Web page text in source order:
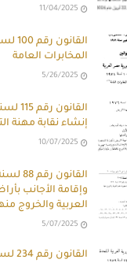
11/04/2025
المخابرات العامة
5/26/2025
إنشاء نقابة مهنة
10/07/2025
وإقامة الأجانب
العربية والخروج
5/07/2025